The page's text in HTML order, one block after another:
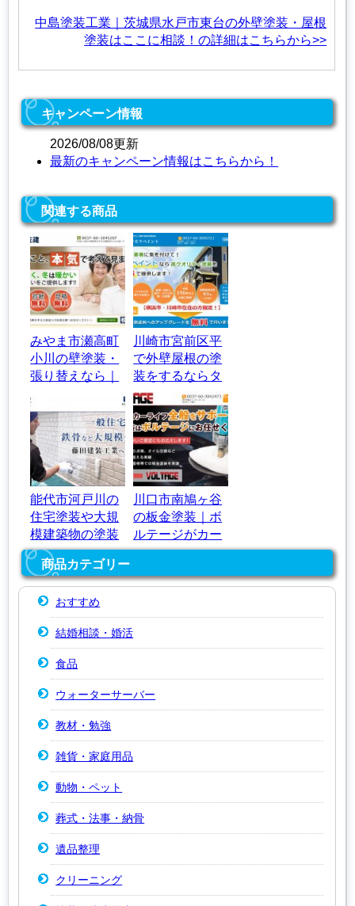
中島塗装工業｜茨城県水戸市東台の外壁塗装・屋根
塗装はここに相談！の詳細はこちらから>>
キャンペーン情報
2026/08/08更新
最新のキャンペーン情報はこちらから！
関連する商品
みやま市瀬高町
小川の壁塗装・
張り替えなら｜
川崎市宮前区平
で外壁屋根の塗
装をするならタ
カラペイント
能代市河戸川の
住宅塗装や大規
模建築物の塗装
なら｜藤田建装
工業
川口市南鳩ヶ谷
の板金塗装｜ボ
ルテージがカー
ライフをサポー
商品カテゴリー
おすすめ
結婚相談・婚活
食品
ウォーターサーバー
教材・勉強
雑貨・家庭用品
動物・ペット
葬式・法事・納骨
遺品整理
クリーニング